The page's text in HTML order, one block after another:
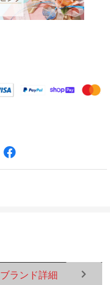
ブランド詳細 ラッ